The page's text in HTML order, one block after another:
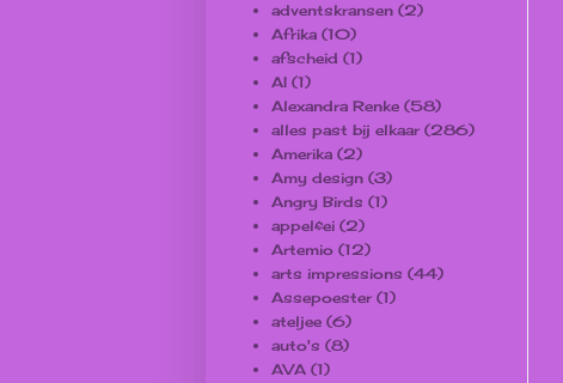
adventskransen (2)
Afrika (10)
afscheid (1)
AI (1)
Alexandra Renke (58)
alles past bij elkaar (286)
Amerika (2)
Amy design (3)
Angry Birds (1)
appel&ei (2)
Artemio (12)
arts impressions (44)
Assepoester (1)
ateljee (6)
auto's (8)
AVA (1)